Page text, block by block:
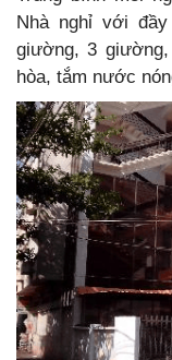
Nhà nghỉ với
giường, 3
hòa, tắm nước